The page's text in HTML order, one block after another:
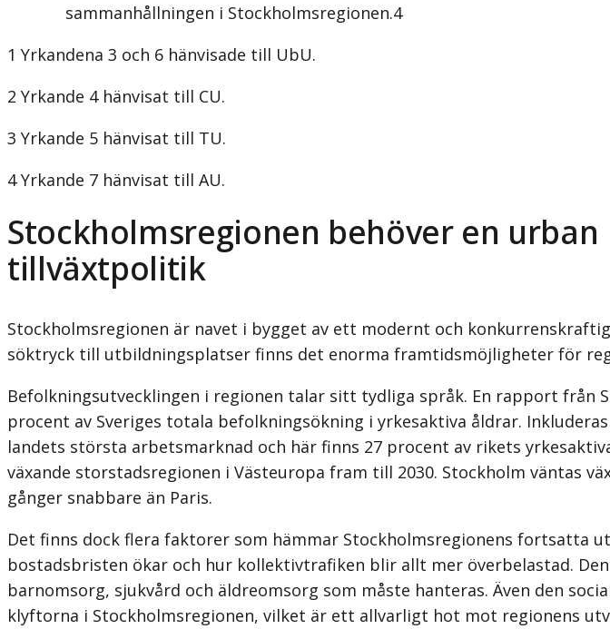
sammanhållningen i Stockholmsregionen.4
1 Yrkandena 3 och 6 hänvisade till UbU.
2 Yrkande 4 hänvisat till CU.
3 Yrkande 5 hänvisat till TU.
4 Yrkande 7 hänvisat till AU.
Stockholmsregionen behöver en urban
tillväxtpolitik
Stockholmsregionen är navet i bygget av ett modernt och
söktryck till utbildningsplatser finns det enorma framtidsmöjligheter för
Befolkningsutvecklingen i regionen talar sitt tydliga språk. En rapport från
procent av Sveriges totala befolkningsökning i yrkesaktiva åldrar.
landets största arbetsmarknad och här finns 27 procent av rikets
växande storstadsregionen i Västeuropa fram till 2030. Stockholm väntas
gånger snabbare än Paris.
Det finns dock flera faktorer som hämmar Stockholmsregionens fortsatta
bostadsbristen ökar och hur kollektivtrafiken blir allt mer överbelastad.
barnomsorg, sjukvård och äldreomsorg som måste hanteras. Även den
klyftorna i Stockholmsregionen, vilket är ett allvarligt hot mot regionens